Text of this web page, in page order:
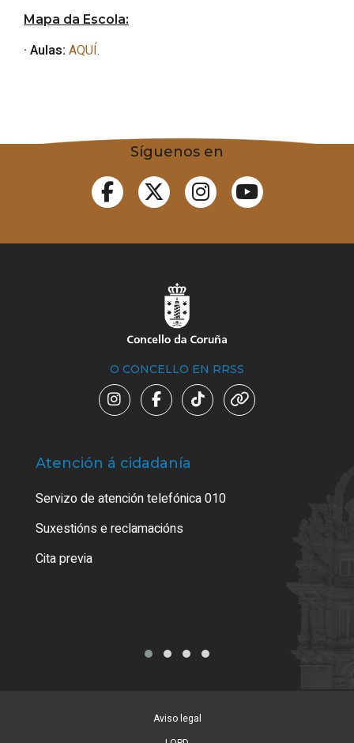
Mapa da Escola:
· Aulas: AQUÍ.
Síguenos en
O CONCELLO EN RRSS
Atención á cidadanía
Servizo de atención telefónica 010
Suxestións e reclamacións
Cita previa
Aviso legal